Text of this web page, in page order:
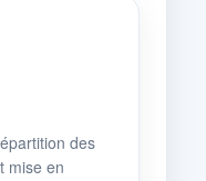
des
mise en